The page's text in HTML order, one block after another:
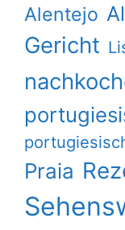
Alentejo
Gericht
Praia